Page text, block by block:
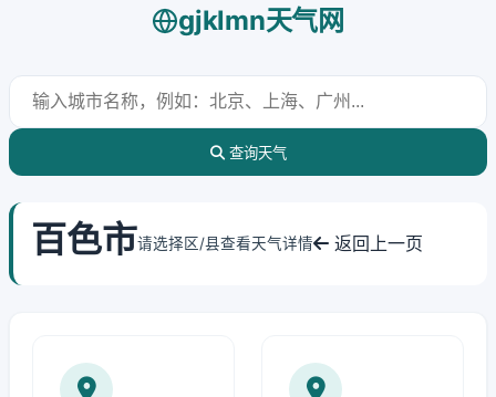
gjklmn天气网
查询天气
百色市请选择区/县查看天气详情 返回上一页